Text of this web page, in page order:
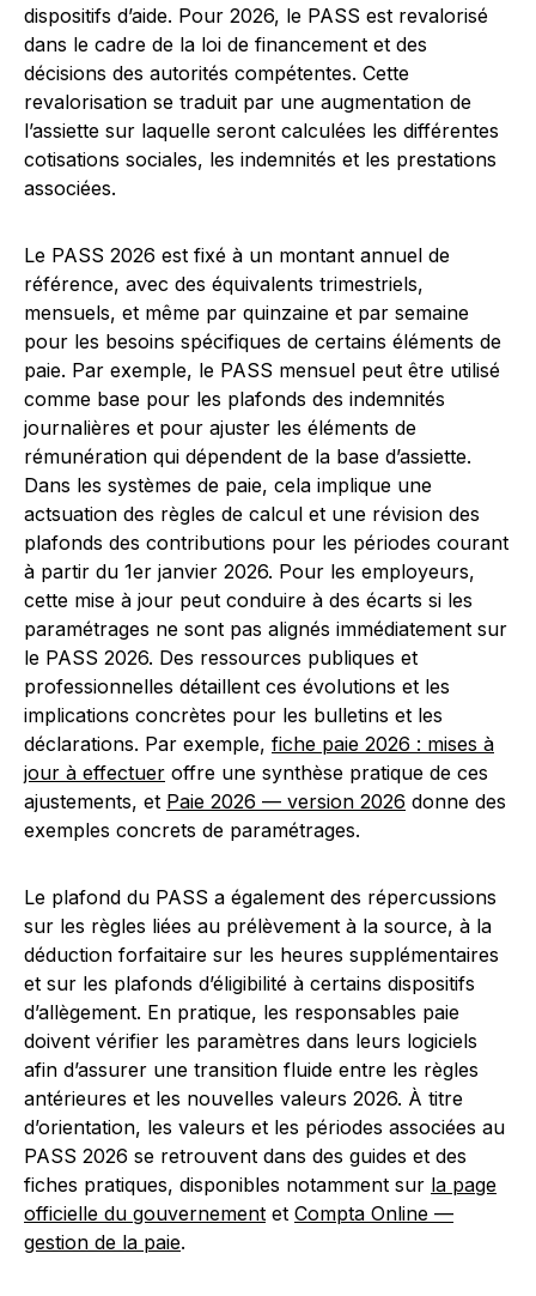
dispositifs d’aide. Pour 2026, le PASS est revalorisé
dans le cadre de la loi de financement et des
décisions des autorités compétentes. Cette
revalorisation se traduit par une augmentation de
l’assiette sur laquelle seront calculées les différentes
cotisations sociales, les indemnités et les prestations
associées.
Le PASS 2026 est fixé à un montant annuel de
référence, avec des équivalents trimestriels,
mensuels, et même par quinzaine et par semaine
pour les besoins spécifiques de certains éléments de
paie. Par exemple, le PASS mensuel peut être utilisé
comme base pour les plafonds des indemnités
journalières et pour ajuster les éléments de
rémunération qui dépendent de la base d’assiette.
Dans les systèmes de paie, cela implique une
actsuation des règles de calcul et une révision des
plafonds des contributions pour les périodes courant
à partir du 1er janvier 2026. Pour les employeurs,
cette mise à jour peut conduire à des écarts si les
paramétrages ne sont pas alignés immédiatement sur
le PASS 2026. Des ressources publiques et
professionnelles détaillent ces évolutions et les
implications concrètes pour les bulletins et les
déclarations. Par exemple, fiche paie 2026 : mises à
jour à effectuer offre une synthèse pratique de ces
ajustements, et Paie 2026 — version 2026 donne des
exemples concrets de paramétrages.
Le plafond du PASS a également des répercussions
sur les règles liées au prélèvement à la source, à la
déduction forfaitaire sur les heures supplémentaires
et sur les plafonds d’éligibilité à certains dispositifs
d’allègement. En pratique, les responsables paie
doivent vérifier les paramètres dans leurs logiciels
afin d’assurer une transition fluide entre les règles
antérieures et les nouvelles valeurs 2026. À titre
d’orientation, les valeurs et les périodes associées au
PASS 2026 se retrouvent dans des guides et des
fiches pratiques, disponibles notamment sur la page
officielle du gouvernement et Compta Online —
gestion de la paie.